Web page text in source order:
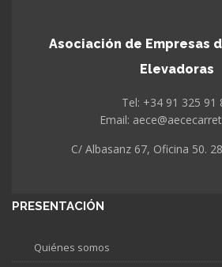
Asociación de Empresas
Elevadoras
Tel: +34 91 325 91
Email:
C/ Albasanz 67, Oficina 50.
PRESENTACIÓN
Quiénes somos